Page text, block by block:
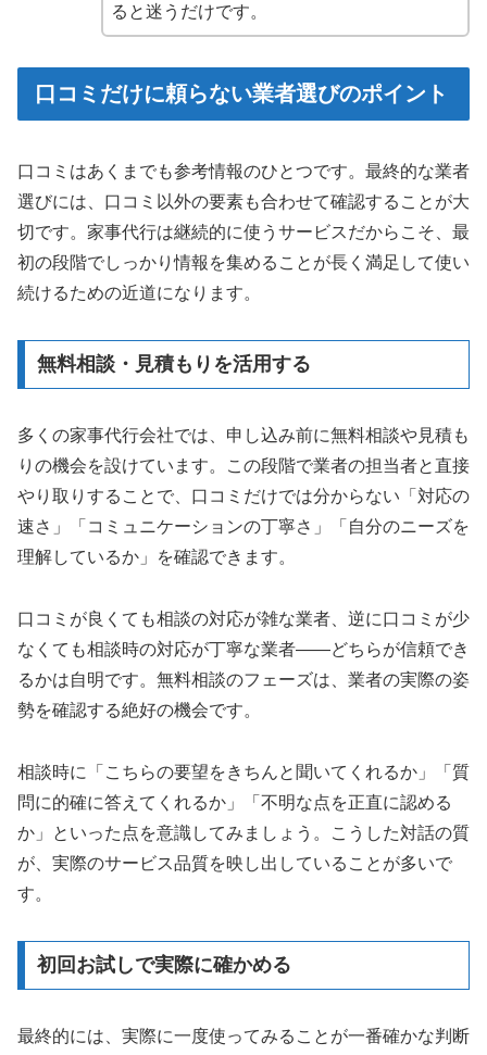
ると迷うだけです。
口コミだけに頼らない業者選びのポイント
口コミはあくまでも参考情報のひとつです。最終的な業者
選びには、口コミ以外の要素も合わせて確認することが大
切です。家事代行は継続的に使うサービスだからこそ、最
初の段階でしっかり情報を集めることが長く満足して使い
続けるための近道になります。
無料相談・見積もりを活用する
多くの家事代行会社では、申し込み前に無料相談や見積も
りの機会を設けています。この段階で業者の担当者と直接
やり取りすることで、口コミだけでは分からない「対応の
速さ」「コミュニケーションの丁寧さ」「自分のニーズを
理解しているか」を確認できます。
口コミが良くても相談の対応が雑な業者、逆に口コミが少
なくても相談時の対応が丁寧な業者——どちらが信頼でき
るかは自明です。無料相談のフェーズは、業者の実際の姿
勢を確認する絶好の機会です。
相談時に「こちらの要望をきちんと聞いてくれるか」「質
問に的確に答えてくれるか」「不明な点を正直に認める
か」といった点を意識してみましょう。こうした対話の質
が、実際のサービス品質を映し出していることが多いで
す。
初回お試しで実際に確かめる
最終的には、実際に一度使ってみることが一番確かな判断